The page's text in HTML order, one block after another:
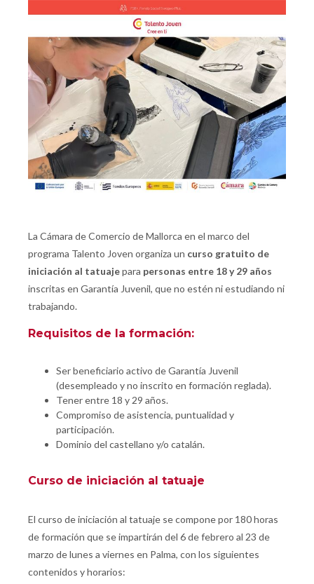
La Cámara de Comercio de Mallorca en el marco del
programa Talento Joven organiza un curso gratuito de
iniciación al tatuajepara personas entre 18 y 29 años
inscritas en Garantía Juvenil, que no estén ni estudiando ni
trabajando.
Requisitos de la formación:
Ser beneficiario activo de Garantía Juvenil
(desempleado y no inscrito en formación reglada).
Tener entre 18 y 29 años.
Compromiso de asistencia, puntualidad y
participación.
Dominio del castellano y/o catalán.
Curso de iniciación al tatuaje
El curso de iniciación al tatuaje se compone por 180 horas
de formación que se impartirán del 6 de febrero al 23 de
marzo de lunes a viernes en Palma, con los siguientes
contenidos y horarios: